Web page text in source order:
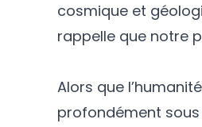
cosmique et
rappelle que notre
Alors que
profondément sous